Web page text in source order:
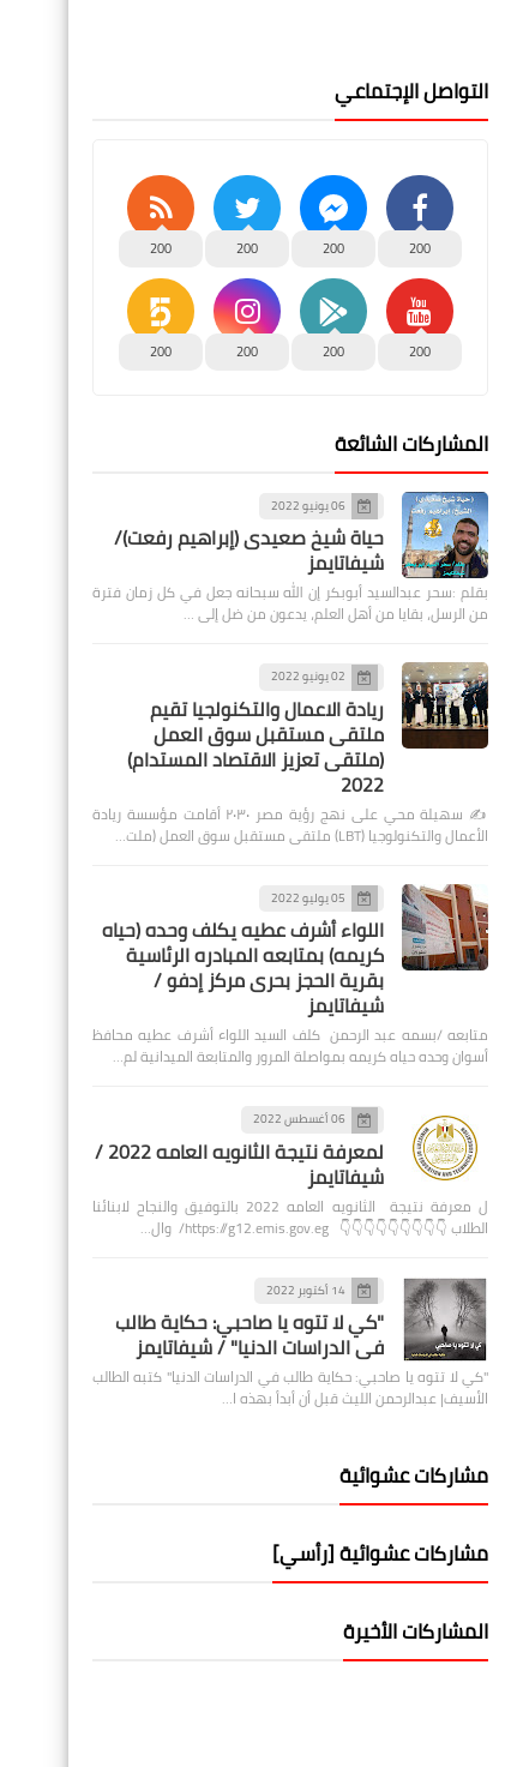
التواصل الإجتماعي
200
200
200
200
200
200
200
200
المشاركات الشائعة
06 يونيو 2022
حياة شيخ صعيدى (إبراهيم رفعت)/
شيفاتايمز
بقلم :سحر عبدالسيد أبوبكر إن الله سبحانه جعل في كل زمان فترة
من الرسل، بقايا من أهل العلم، يدعون من ضل إلى …
02 يونيو 2022
ريادة الاعمال والتكنولجيا تقيم
ملتقى مستقبل سوق العمل
(ملتقى تعزيز الاقتصاد المستدام)
2022
✍️ سهيلة محي على نهج رؤية مصر ٢٠٣٠ أقامت مؤسسة ريادة
الأعمال والتكنولوجيا (LBT) ملتقى مستقبل سوق العمل (ملت…
05 يوليو 2022
اللواء أشرف عطيه يكلف وحده (حياه
كريمه) بمتابعه المبادره الرئاسية
بقرية الحجز بحرى مركز إدفو /
شيفاتايمز
متابعه /بسمه عبد الرحمن كلف السيد اللواء أشرف عطيه محافظ
أسوان وحده حياه كريمه بمواصلة المرور والمتابعة الميدانية لم…
06 أغسطس 2022
لمعرفة نتيجة الثانويه العامه 2022 /
شيفاتايمز
ل معرفة نتيجة الثانويه العامه 2022 بالتوفيق والنجاح لابنائنا
الطلاب 👇👇👇👇👇👇👇👇👇 https://g12.emis.gov.eg/ وال…
14 أكتوبر 2022
"كي لا تتوه يا صاحبي: حكاية طالب
في الدراسات الدنيا" / شيفاتايمز
"كي لا تتوه يا صاحبي: حكاية طالب في الدراسات الدنيا" كتبه الطالب
الأسيف| عبدالرحمن الليث قبل أن أبدأ بهذه ا…
مشاركات عشوائية
مشاركات عشوائية [رأسي]
المشاركات الأخيرة